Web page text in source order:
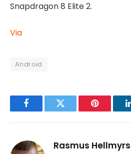
Snapdragon 8 Elite 2.
Via
Android
FacebookTwitter Pinterest
Rasmus Hellmyrs